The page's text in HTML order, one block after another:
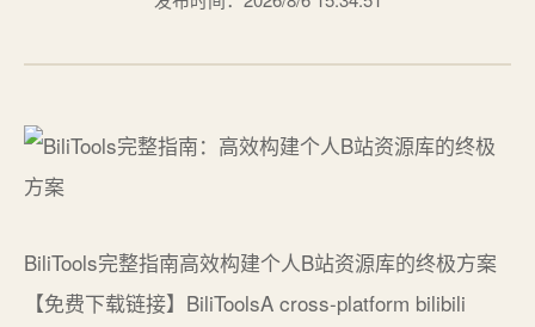
BiliTools完整指南高效构建个人B站资源库的终极方案
【免费下载链接】BiliToolsA cross-platform bilibili